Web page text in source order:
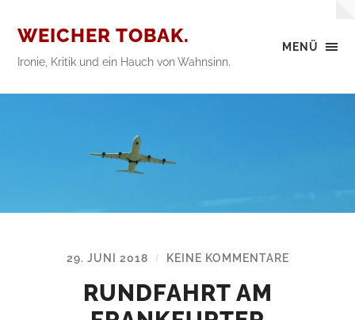
MENÜ
WEICHER TOBAK.
Ironie, Kritik und ein Hauch von Wahnsinn.
29. JUNI 2018 / KEINE KOMMENTARE
RUNDFAHRT AM